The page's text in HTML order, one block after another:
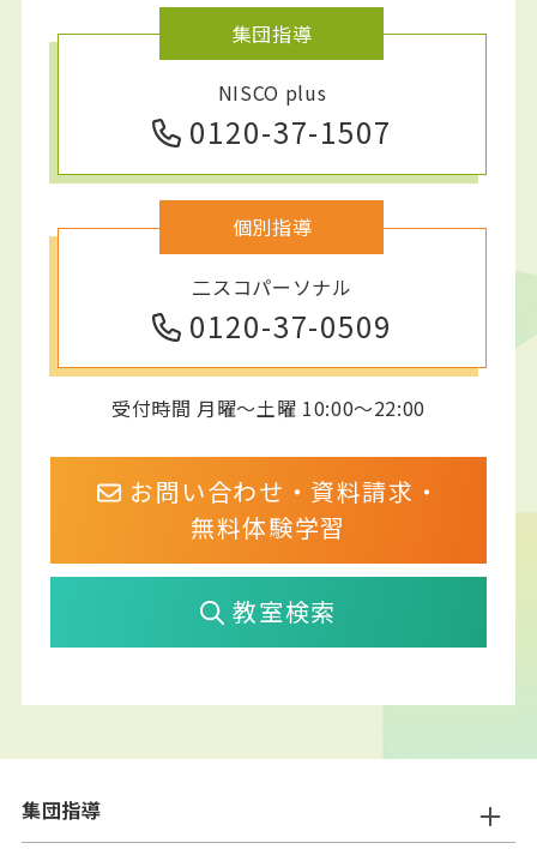
集団指導
NISCO plus
0120-37-1507
個別指導
二スコパーソナル
0120-37-0509
受付時間 月曜～土曜 10:00～22:00
お問い合わせ・資料請求・
無料体験学習
教室検索
集団指導